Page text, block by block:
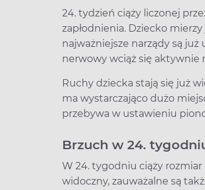
24. tydzień ciąży liczonej
zapłodnienia. Dziecko
najważniejsze narządy są już
nerwowy wciąż się aktywnie
Ruchy dziecka stają się już
ma wystarczająco dużo
przebywa w ustawieniu
Brzuch w 24.
W 24. tygodniu ciąży
widoczny, zauważalne są